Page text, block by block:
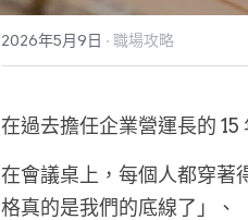
2026年5月9日 · 職場攻略
在過去擔任企業營運長的
在會議桌上，每個人都穿著
格真的是我們的底線了」、